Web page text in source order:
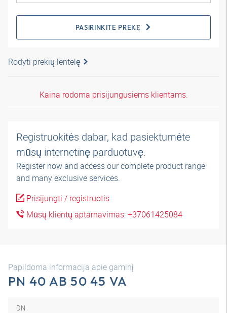
PASIRINKITE PREKĘ
Rodyti prekių lentelę
Kaina rodoma prisijungusiems klientams.
Registruokitės dabar, kad pasiektumėte
mūsų internetinę parduotuvę.
Register now and access our complete product range
and many exclusive services.
Prisijungti / registruotis
Mūsų klientų aptarnavimas: +37061425084
Papildoma informacija apie gaminį
PN 40 AB 50 45 VA
DN